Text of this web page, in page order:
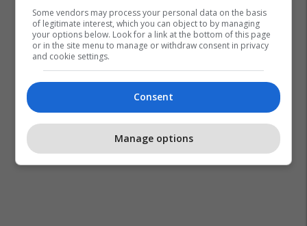
Some vendors may process your personal data on the basis
of legitimate interest, which you can object to by managing
your options below. Look for a link at the bottom of this page
or in the site menu to manage or withdraw consent in privacy
and cookie settings.
Consent
Manage options